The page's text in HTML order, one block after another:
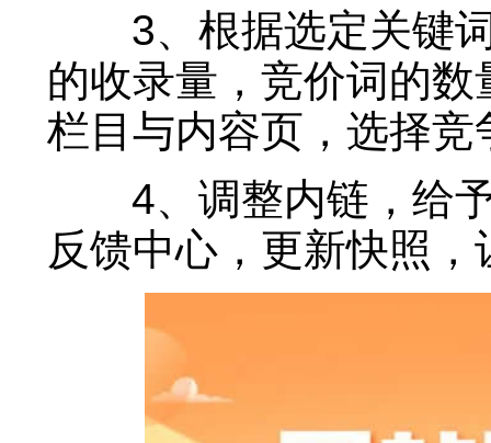
3、根据选定关键词
的收录量，竞价词的
栏目与内容页，选择
4、调整内链，给予
反馈中心，更新快照